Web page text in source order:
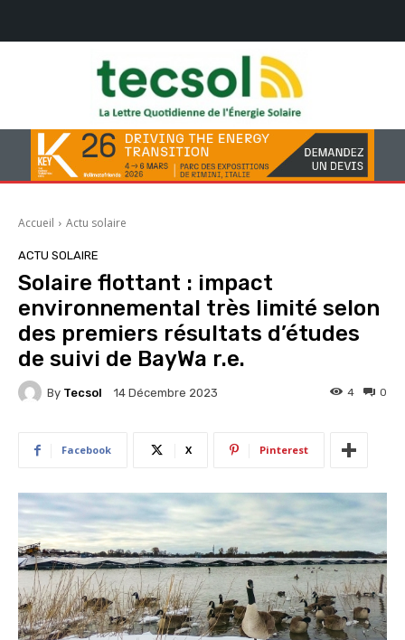
Accueil Actu solaire
ACTU SOLAIRE
Solaire flottant : impact
environnemental très limité selon
des premiers résultats d’études
de suivi de BayWa r.e.
By Tecsol 14 Décembre 2023 0
4
Facebook X Pinterest